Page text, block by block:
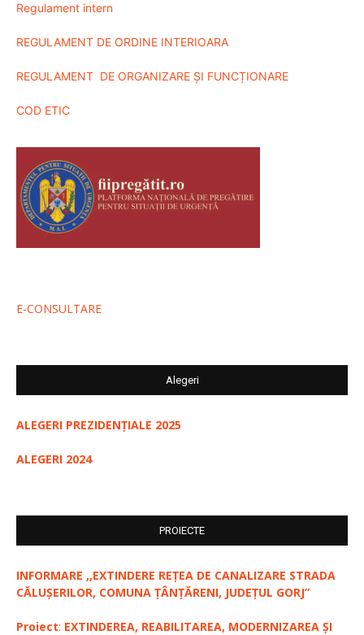
Regulament intern
REGULAMENT DE ORDINE INTERIOARA
REGULAMENT DE ORGANIZARE ȘI FUNCȚIONARE
COD ETIC
E-CONSULTARE
Alegeri
ALEGERI PREZIDENȚIALE 2025
ALEGERI 2024
PROIECTE
INFORMARE ,,EXTINDERE REȚEA DE CANALIZARE STRADA
CĂLUȘERILOR, COMUNA ȚÂNȚĂRENI, JUDEȚUL GORJ”
Proiect: EXTINDEREA, REABILITAREA, MODERNIZAREA ȘI